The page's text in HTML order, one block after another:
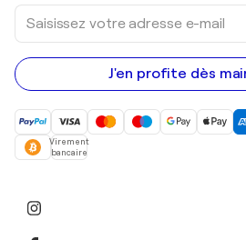
Saisissez
votre
adresse
e-
mail
J'en profite dès
Virement
bancaire